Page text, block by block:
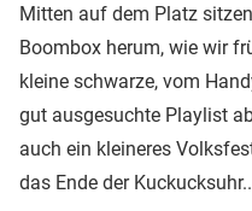
Mitten auf dem Platz
Boombox herum, wie wir
kleine schwarze, vom
gut ausgesuchte Playlist
auch ein kleineres
das Ende der